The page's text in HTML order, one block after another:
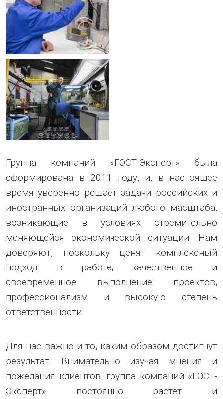
Группа компаний «ГОСТ-Эксперт» была
сформирована в 2011 году, и, в настоящее
время уверенно решает задачи российских и
иностранных организаций любого масштаба,
возникающие в условиях стремительно
меняющейся экономической ситуации. Нам
доверяют, поскольку ценят комплексный
подход в работе, качественное и
своевременное выполнение проектов,
профессионализм и высокую степень
ответственности.
Для нас важно и то, каким образом достигнут
результат. Внимательно изучая мнения и
пожелания клиентов, группа компаний «ГОСТ-
Эксперт» постоянно растет и